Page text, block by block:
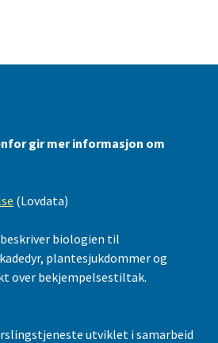
gir mer informasjon om
(Lovdata)
beskriver biologien til
plantesjukdommer og
over bekjempelsestiltak.
utviklet i samarbeid